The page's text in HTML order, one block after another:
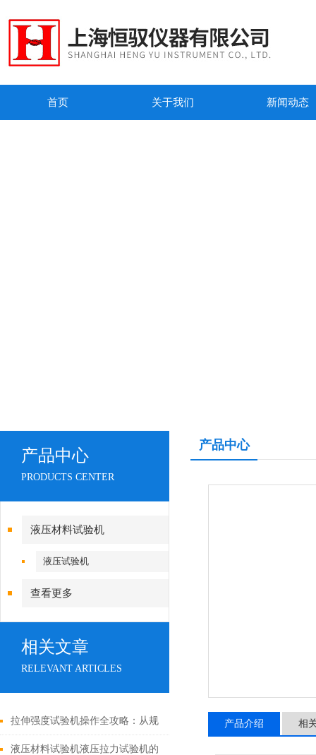
首页 关于我们 新闻动态
产品中心
PRODUCTS CENTER
液压材料试验机
液压试验机
查看更多
相关文章
RELEVANT ARTICLES
拉伸强度试验机操作全攻略：从规
范到精通的进阶指南
液压材料试验机液压拉力试验机的
产品中心
产品介绍 相